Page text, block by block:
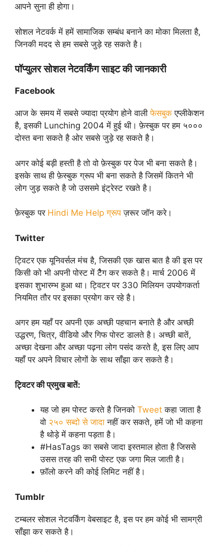
आपने सुना ही होगा।
सोशल नेटवर्क में हमें सामाजिक सम्बंध बनाने का मोका मिलता है,
जिनकी मदद से हम सबसे जुड़े रह सकते है।
पॉप्युलर सोशल नेटवर्किंग साइट की जानकारी
Facebook
आज के समय में सबसे ज्यादा प्रयोग होने वालीफेसबुक एप्लीकेशन
है, इसकी Lunching 2004 में हुई थी। फ़ेस्बुक पर हम ५०००
दोस्त बना सकते है ओर सबसे जुड़े रह सकते है।
अगर कोई बड़ी हस्ती है तो वो फ़ेस्बुक पर पेज भी बना सकते है।
इसके साथ ही फ़ेस्बुक ग्रूप भी बना सकते है जिसमें कितने भी
लोग जुड़ सकते है जो उससमे इंट्रेस्ट रखते है।
फ़ेस्बुक पर Hindi Me Help ग्रूपज़रूर जॉन करे।
Twitter
ट्विटर एक यूनिवर्सल मंच है, जिसकी एक खास बात है की इस पर
किसी को भी अपनी पोस्ट में टैैैग कर सकते है। मार्च 2006 में
इसका शुभारम्भ हुआ था। ट्विटर पर 330 मिलियन उपयोगकर्ता
नियमित तौर पर इसका प्रयोग कर रहे है।
अगर हम यहाँ पर अपनी एक अच्छी पहचान बनाते है और अच्छी
उद्धरण, चित्र, वीडियो और गिफ पोस्ट डालते है। अच्छी बातें,
अच्छा देखना और अच्छा पढ़ना लोग पसंद करते है, इस लिए आप
यहाँ पर अपने विचार लोगों के साथ साँझा कर सकते है।
ट्विटर की प्रमुख बातें:
यह जो हम पोस्ट करते है जिनको Tweet कहा जाता है
वो २५० सब्दो से जादा नहीं कर सकते, हमें जो भी कहना
है थोड़े में कहना पड़ता है।
#HasTags का सबसे जादा इस्तमाल होता है जिससे
उसस तरह की सभी पोस्ट एक जगा मिल जाती है।
फ़ॉलो करने की कोई लिमिट नहीं है।
Tumblr
टम्बलर सोशल नेटवर्किंग वेबसाइट है, इस पर हम कोई भी सामग्री
साँझा कर सकते है।